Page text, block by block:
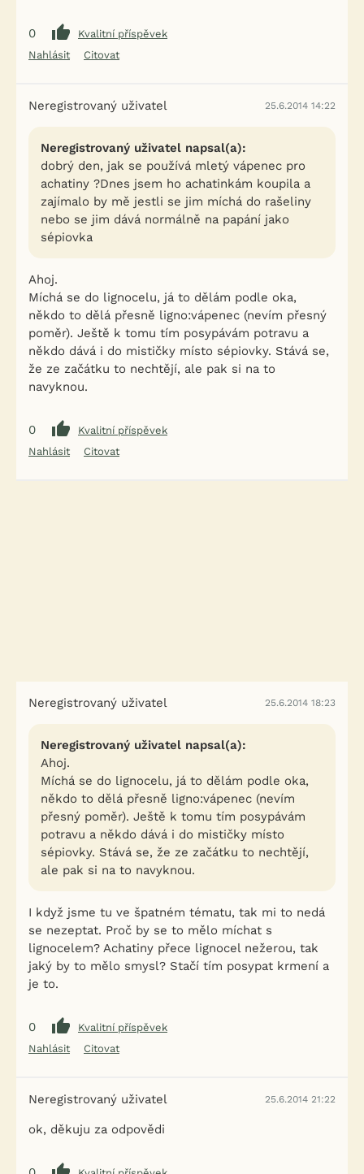
0
Kvalitní příspěvek
Nahlásit
Citovat
Neregistrovaný uživatel 25.6.2014 14:22
Neregistrovaný uživatel napsal(a):
dobrý den, jak se používá mletý vápenec pro
achatiny ?Dnes jsem ho achatinkám koupila a
zajímalo by mě jestli se jim míchá do rašeliny
nebo se jim dává normálně na papání jako
sépiovka
Ahoj.
Míchá se do lignocelu, já to dělám podle oka,
někdo to dělá přesně ligno:vápenec (nevím přesný
poměr). Ještě k tomu tím posypávám potravu a
někdo dává i do mističky místo sépiovky. Stává se,
že ze začátku to nechtějí, ale pak si na to
navyknou.
0
Kvalitní příspěvek
Nahlásit
Citovat
Neregistrovaný uživatel 25.6.2014 18:23
Neregistrovaný uživatel napsal(a):
Ahoj.
Míchá se do lignocelu, já to dělám podle oka,
někdo to dělá přesně ligno:vápenec (nevím
přesný poměr). Ještě k tomu tím posypávám
potravu a někdo dává i do mističky místo
sépiovky. Stává se, že ze začátku to nechtějí,
ale pak si na to navyknou.
I když jsme tu ve špatném tématu, tak mi to nedá
se nezeptat. Proč by se to mělo míchat s
lignocelem? Achatiny přece lignocel nežerou, tak
jaký by to mělo smysl? Stačí tím posypat krmení a
je to.
0
Kvalitní příspěvek
Nahlásit
Citovat
Neregistrovaný uživatel 25.6.2014 21:22
ok, děkuju za odpovědi